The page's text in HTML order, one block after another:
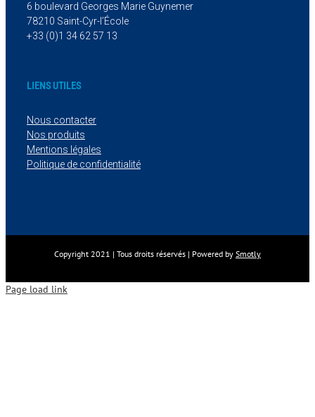
6 boulevard Georges Marie Guynemer
78210 Saint-Cyr-l’École
+33 (0)1 34 62 57 13
LIENS UTILES
Nous contacter
Nos produits
Mentions légales
Politique de confidentialité
Copyright 2021 | Tous droits réservés | Powered by Smotly
Page load link